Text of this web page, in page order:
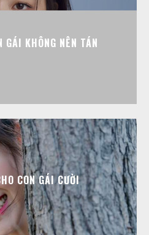
GÁI KHÔNG NÊN TÁN
CON GÁI CƯỜI